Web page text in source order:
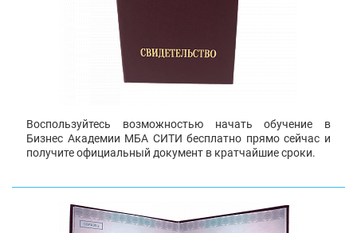
Воспользуйтесь возможностью начать обучение в
Бизнес Академии МБА СИТИ бесплатно прямо сейчас и
получите официальный документ в кратчайшие сроки.